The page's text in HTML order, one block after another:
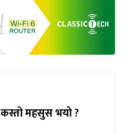
महसुस भयो ?